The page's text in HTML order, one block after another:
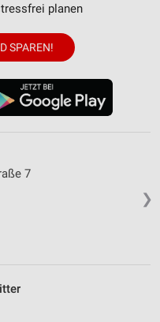
planen
SPAREN!
❯
7